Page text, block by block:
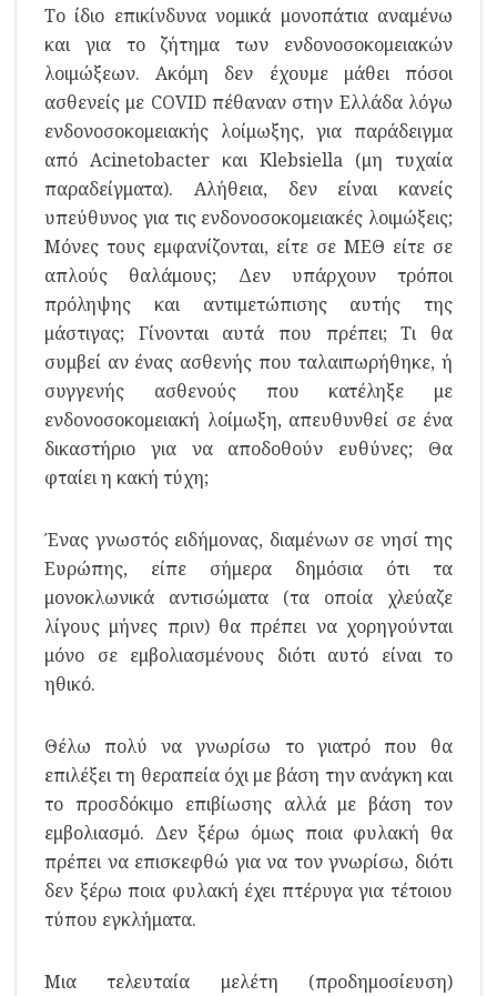
Το ίδιο επικίνδυνα νομικά μονοπάτια αναμένω
και για το ζήτημα των ενδονοσοκομειακών
λοιμώξεων. Ακόμη δεν έχουμε μάθει πόσοι
ασθενείς με COVID πέθαναν στην Ελλάδα λόγω
ενδονοσοκομειακής λοίμωξης, για παράδειγμα
από Acinetobacter και Klebsiella (μη τυχαία
παραδείγματα). Αλήθεια, δεν είναι κανείς
υπεύθυνος για τις ενδονοσοκομειακές λοιμώξεις;
Μόνες τους εμφανίζονται, είτε σε ΜΕΘ είτε σε
απλούς θαλάμους; Δεν υπάρχουν τρόποι
πρόληψης και αντιμετώπισης αυτής της
μάστιγας; Γίνονται αυτά που πρέπει; Τι θα
συμβεί αν ένας ασθενής που ταλαιπωρήθηκε, ή
συγγενής ασθενούς που κατέληξε με
ενδονοσοκομειακή λοίμωξη, απευθυνθεί σε ένα
δικαστήριο για να αποδοθούν ευθύνες; Θα
φταίει η κακή τύχη;
Ένας γνωστός ειδήμονας, διαμένων σε νησί της
Ευρώπης, είπε σήμερα δημόσια ότι τα
μονοκλωνικά αντισώματα (τα οποία χλεύαζε
λίγους μήνες πριν) θα πρέπει να χορηγούνται
μόνο σε εμβολιασμένους διότι αυτό είναι το
ηθικό.
Θέλω πολύ να γνωρίσω το γιατρό που θα
επιλέξει τη θεραπεία όχι με βάση την ανάγκη και
το προσδόκιμο επιβίωσης αλλά με βάση τον
εμβολιασμό. Δεν ξέρω όμως ποια φυλακή θα
πρέπει να επισκεφθώ για να τον γνωρίσω, διότι
δεν ξέρω ποια φυλακή έχει πτέρυγα για τέτοιου
τύπου εγκλήματα.
Μια τελευταία μελέτη (προδημοσίευση)